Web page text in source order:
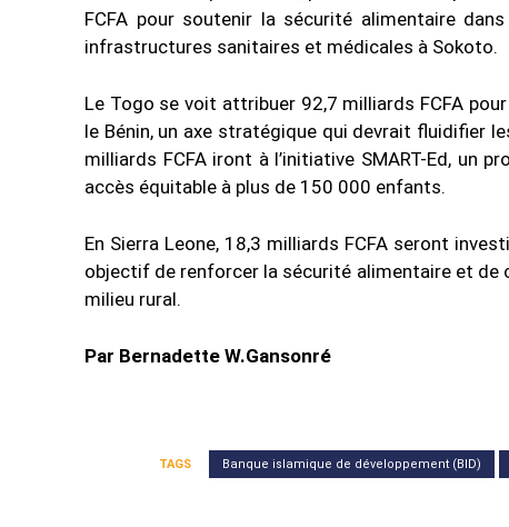
FCFA pour soutenir la sécurité alimentaire
infrastructures sanitaires et médicales à Sokoto.
Le Togo se voit attribuer 92,7 milliards FCFA
le Bénin, un axe stratégique qui devrait fluidifier
milliards FCFA iront à l’initiative SMART-Ed, un
accès équitable à plus de 150 000 enfants.
En Sierra Leone, 18,3 milliards FCFA seront
objectif de renforcer la sécurité alimentaire et de
milieu rural.
Par Bernadette W.Gansonré
TAGS Banque islamique de développement (BID)